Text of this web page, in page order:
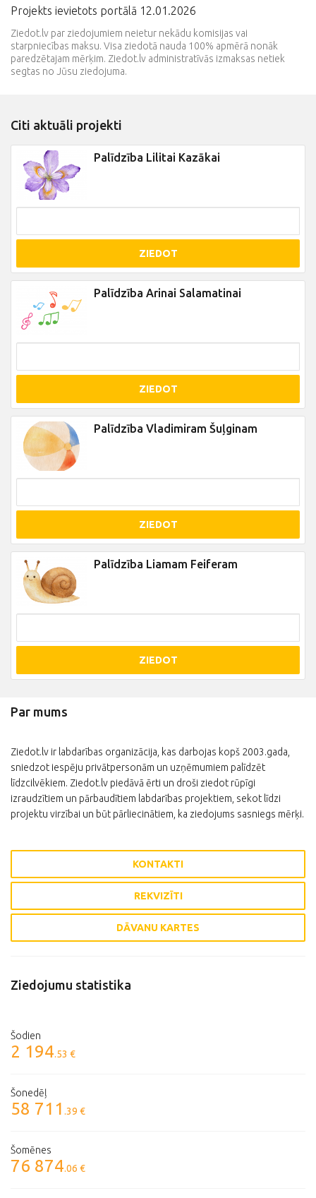
Projekts ievietots portālā 12.01.2026
Ziedot.lv par ziedojumiem neietur nekādu komisijas vai
starpniecības maksu. Visa ziedotā nauda 100% apmērā nonāk
paredzētajam mērķim. Ziedot.lv administratīvās izmaksas netiek
segtas no Jūsu ziedojuma.
Citi aktuāli projekti
Palīdzība Lilitai Kazākai
ZIEDOT
Palīdzība Arinai Salamatinai
ZIEDOT
Palīdzība Vladimiram Šuļginam
ZIEDOT
Palīdzība Liamam Feiferam
ZIEDOT
Par mums
Ziedot.lv ir labdarības organizācija, kas darbojas kopš 2003.gada,
sniedzot iespēju privātpersonām un uzņēmumiem palīdzēt
līdzcilvēkiem. Ziedot.lv piedāvā ērti un droši ziedot rūpīgi
izraudzītiem un pārbaudītiem labdarības projektiem, sekot līdzi
projektu virzībai un būt pārliecinātiem, ka ziedojums sasniegs mērķi.
KONTAKTI
REKVIZĪTI
DĀVANU KARTES
Ziedojumu statistika
Šodien
2 194.53 €
Šonedēļ
58 711 .39 €
Šomēnes
76 874.06 €